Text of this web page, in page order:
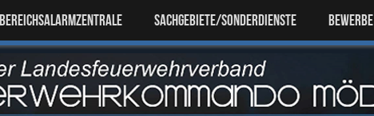
BEREICHSALARMZENTRALE SACHGEBIETE/SONDERDIENSTE Bewerbe